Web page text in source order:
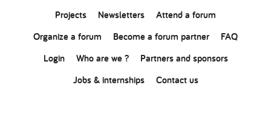
Projects
Newsletters
Attend a forum
Organize a forum
Become a forum partner
FAQ
Login
Who are we ?
Partners and sponsors
Jobs & internships
Contact us